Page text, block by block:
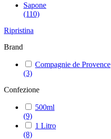
Sapone
(110)
Ripristina
Brand
Compagnie de Provence
(3)
Confezione
500ml
(9)
1 Litro
(8)